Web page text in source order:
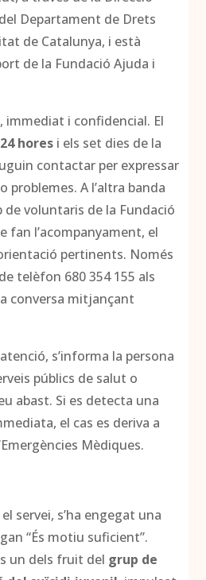
Departament de Drets
de Catalunya, i està
de la Fundació Ajuda i
i confidencial. El
hores i els set dies de la
contactar per expressar
problemes. A l’altra banda
voluntaris de la Fundació
fan l’acompanyament, el
pertinents. Només
telèfon 680 354 155 als
conversa mitjançant
s’informa la persona
públics de salut o
abast. Si es detecta una
el cas es deriva a
Mèdiques.
servei, s’ha engegat una
“És motiu suficient”.
un dels fruit del grup de